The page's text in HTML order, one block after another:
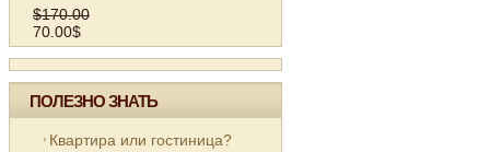
$170.00
70.00$
ПОЛЕЗНО ЗНАТЬ
Квартира или гостиница?